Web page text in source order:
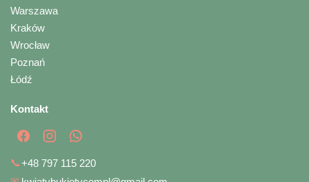
Warszawa
Kraków
Wrocław
Poznań
Łódź
Kontakt
📞+48 797 115 220